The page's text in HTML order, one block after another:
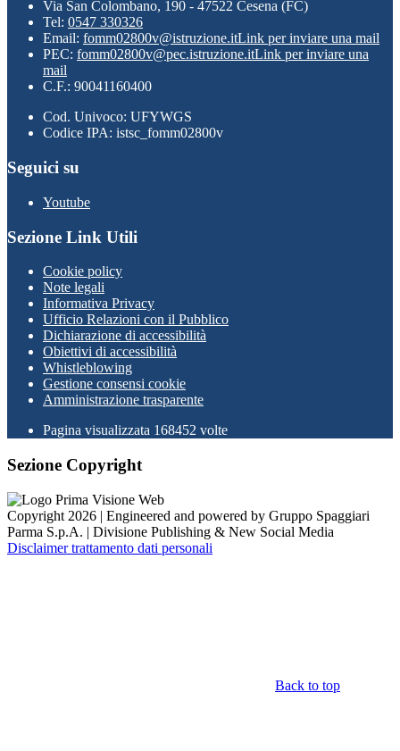
Via San Colombano, 190 - 47522 Cesena (FC)
Tel: 0547 330326
Email: fomm02800v@istruzione.itLink per inviare una mail
PEC: fomm02800v@pec.istruzione.itLink per inviare una
mail
C.F.: 90041160400
Cod. Univoco: UFYWGS
Codice IPA: istsc_fomm02800v
Seguici su
Youtube
Sezione Link Utili
Cookie policy
Note legali
Informativa Privacy
Ufficio Relazioni con il Pubblico
Dichiarazione di accessibilità
Obiettivi di accessibilità
Whistleblowing
Gestione consensi cookie
Amministrazione trasparente
Pagina visualizzata 168452 volte
Sezione Copyright
Copyright 2026 | Engineered and powered by Gruppo Spaggiari
Parma S.p.A. | Divisione Publishing & New Social Media
Disclaimer trattamento dati personali
Back to top